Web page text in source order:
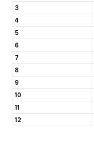
3
4
5
6
7
8
9
10
11
12